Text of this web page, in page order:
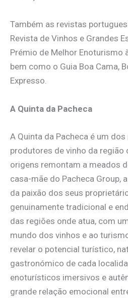
Também as revistas
Revista de Vinhos e Grandes
Prémio de Melhor Enoturismo
bem como o Guia Boa Cama,
Expresso.
A Quinta da Pacheca
A Quinta da Pacheca é um
produtores de vinho da região
origens remontam a meados
casa-mãe do Pacheca Group,
da paixão dos seus
genuinamente tradicional e
das regiões onde atua, com
mundo dos vinhos e ao
revelar o potencial turístico,
gastronómico de cada
enoturísticos imersivos e
grande relação emocional